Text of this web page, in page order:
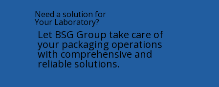
Need a solution for
Your Laboratory?
Let BSG Group take care of
your packaging operations
with comprehensive and
reliable solutions.